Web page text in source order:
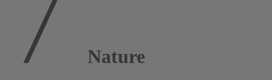
Nature